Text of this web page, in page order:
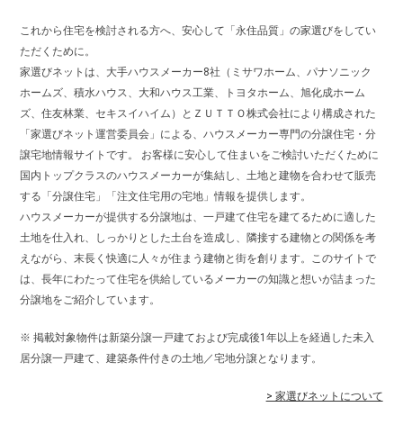
これから住宅を検討される方へ、安心して「永住品質」の家選びをしてい
ただくために。
家選びネットは、大手ハウスメーカー8社（ミサワホーム、パナソニック
ホームズ、積水ハウス、大和ハウス工業、トヨタホーム、旭化成ホーム
ズ、住友林業、セキスイハイム）とＺＵＴＴＯ株式会社により構成された
「家選びネット運営委員会」による、ハウスメーカー専門の分譲住宅・分
譲宅地情報サイトです。 お客様に安心して住まいをご検討いただくために
国内トップクラスのハウスメーカーが集結し、土地と建物を合わせて販売
する「分譲住宅」「注文住宅用の宅地」情報を提供します。
ハウスメーカーが提供する分譲地は、一戸建て住宅を建てるために適した
土地を仕入れ、しっかりとした土台を造成し、隣接する建物との関係を考
えながら、末長く快適に人々が住まう建物と街を創ります。このサイトで
は、長年にわたって住宅を供給しているメーカーの知識と想いが詰まった
分譲地をご紹介しています。
※ 掲載対象物件は新築分譲一戸建ておよび完成後1年以上を経過した未入
居分譲一戸建て、建築条件付きの土地／宅地分譲となります。
> 家選びネットについて